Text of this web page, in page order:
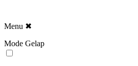
Menu ✖
Mode Gelap